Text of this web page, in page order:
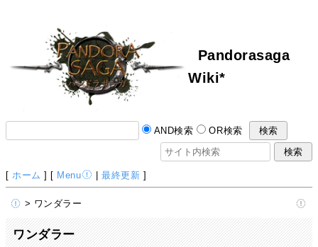
Pandorasaga
Wiki*
AND検索 OR検索
[ ホーム ] [ Menu |最終更新 ]
> ワンダラー
ワンダラー